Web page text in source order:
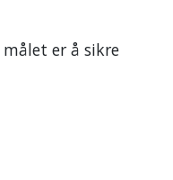
er å sikre